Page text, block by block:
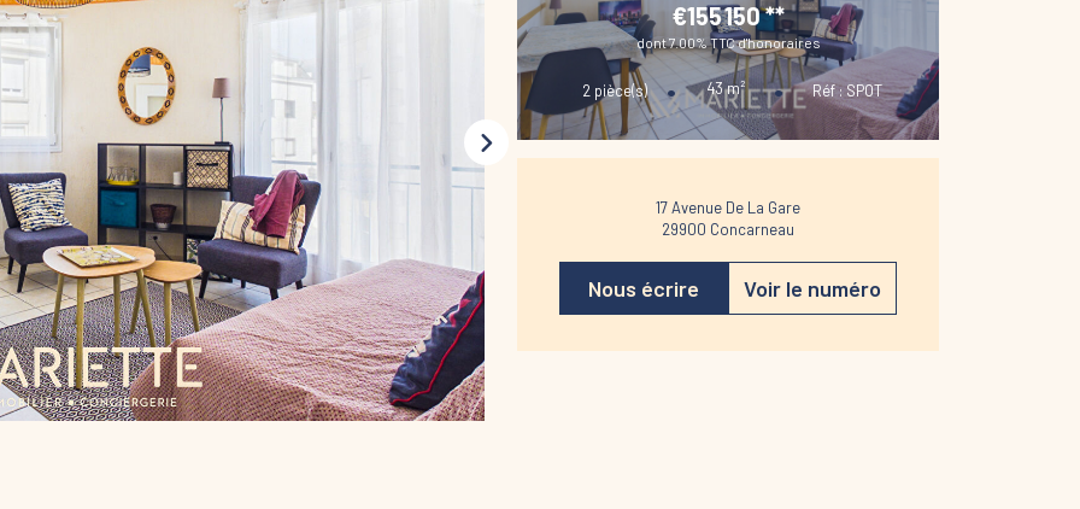
€155 150**
dont 7.00% TTC d'honoraires
2 pièce(s) 43m² Réf : SPOT
17 Avenue De La Gare
29900 Concarneau
Nous écrire Voir le numéro